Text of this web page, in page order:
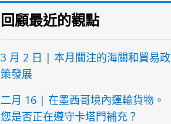
回顧最近的觀點
3 月 2 日 | 本月關注的海關和貿易政
策發展
二月 16 | 在墨西哥境內運輸貨物。
您是否正在遵守卡塔門補充？